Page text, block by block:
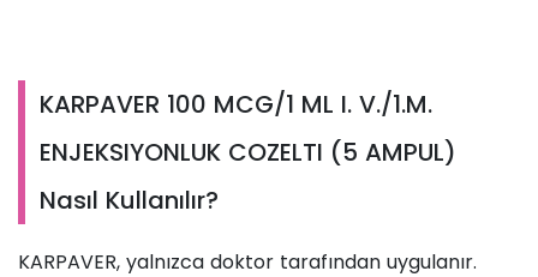
KARPAVER 100 MCG/1 ML I. V./1.M.
ENJEKSIYONLUK COZELTI (5 AMPUL)
Nasıl Kullanılır?
KARPAVER, yalnızca doktor tarafından uygulanır.